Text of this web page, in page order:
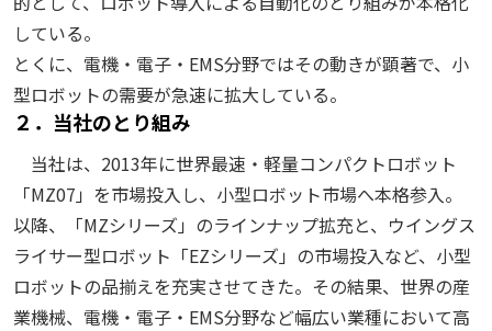
している。
とくに、電機・電子・EMS分野ではその動きが顕著で、小
型ロボットの需要が急速に拡大している。
２．当社のとり組み
当社は、2013年に世界最速・軽量コンパクトロボット
「MZ07」を市場投入し、小型ロボット市場へ本格参入。
以降、「MZシリーズ」のラインナップ拡充と、ウイングス
ライサー型ロボット「EZシリーズ」の市場投入など、小型
ロボットの品揃えを充実させてきた。その結果、世界の産
業機械、電機・電子・EMS分野など幅広い業種において高